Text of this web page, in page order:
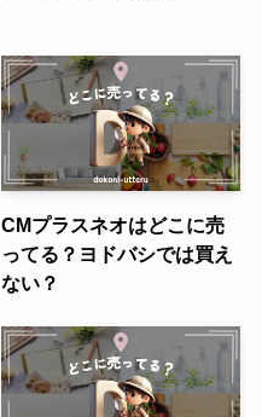
CMプラスネオはどこに売
ってる？ヨドバシでは買え
ない？